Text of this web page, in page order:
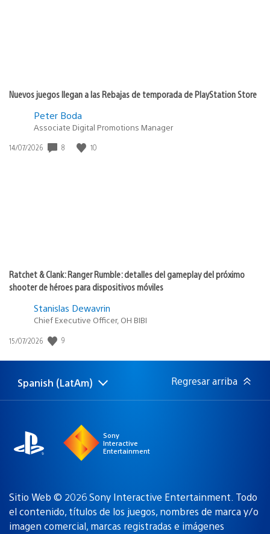
Nuevos juegos llegan a las Rebajas de temporada de PlayStation Store
Peter Boda
Associate Digital Promotions Manager
Fecha
14/07/2026 8 10
Ratchet & Clank: Ranger Rumble: detalles del gameplay del próximo
shooter de héroes para dispositivos móviles
Stanislas Dewavrin
Chief Executive Officer, OH BIBI
Fecha
publicación:
15/07/2026 9
Elige
Región
Spanish (LatAm) Regresar arriba
Sony
Interactive
Entertainment
Sitio Web © 2026 Sony Interactive Entertainment. Todo
el contenido, títulos de los juegos, nombres de marca y/o
imagen comercial, marcas registradas e imágenes